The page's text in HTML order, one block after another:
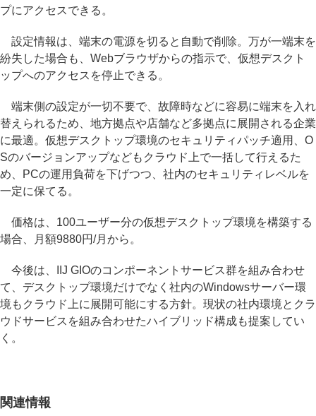
プにアクセスできる。
設定情報は、端末の電源を切ると自動で削除。万が一端末を
紛失した場合も、Webブラウザからの指示で、仮想デスクト
ップへのアクセスを停止できる。
端末側の設定が一切不要で、故障時などに容易に端末を入れ
替えられるため、地方拠点や店舗など多拠点に展開される企業
に最適。仮想デスクトップ環境のセキュリティパッチ適用、O
Sのバージョンアップなどもクラウド上で一括して行えるた
め、PCの運用負荷を下げつつ、社内のセキュリティレベルを
一定に保てる。
価格は、100ユーザー分の仮想デスクトップ環境を構築する
場合、月額9880円/月から。
今後は、IIJ GIOのコンポーネントサービス群を組み合わせ
て、デスクトップ環境だけでなく社内のWindowsサーバー環
境もクラウド上に展開可能にする方針。現状の社内環境とクラ
ウドサービスを組み合わせたハイブリッド構成も提案してい
く。
関連情報